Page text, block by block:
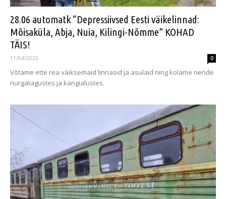
28.06 automatk “Depressiivsed Eesti väikelinnad:
Mõisaküla, Abja, Nuia, Kilingi-Nõmme” KOHAD
TÄIS!
11/04/2026 0
Võtame ette rea väiksemaid linnasid ja asulaid ning kolame nende
nurgatagustes ja kangialustes.